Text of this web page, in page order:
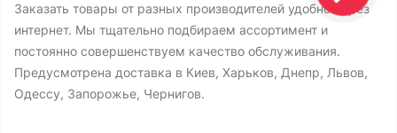
Заказать товары от разных производителей удобно через
интернет. Мы тщательно подбираем ассортимент и
постоянно совершенствуем качество обслуживания.
Предусмотрена доставка в Киев, Харьков, Днепр, Львов,
Одессу, Запорожье, Чернигов.